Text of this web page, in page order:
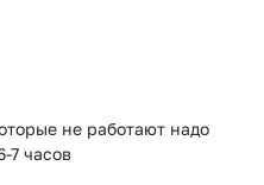
не работают надо
7 часов